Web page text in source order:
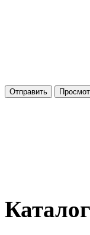
Каталог